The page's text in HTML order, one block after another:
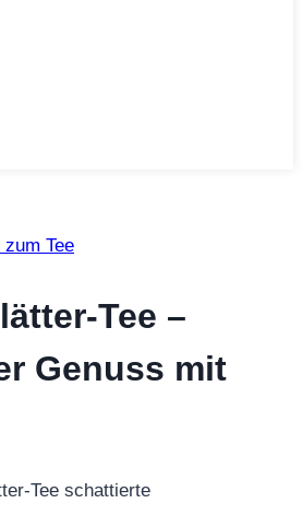
Tee
Tee –
Genuss mit